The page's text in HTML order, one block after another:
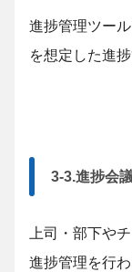
進捗管理ツー
を想定した進
3-3.進捗会
上司・部下や
進捗管理を行